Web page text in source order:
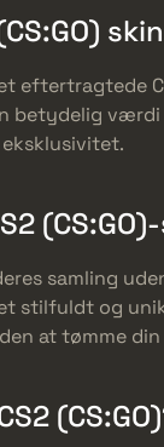
eftertragtede
betydelig
eksklusivitet.
samling
stilfuldt og
at tømme